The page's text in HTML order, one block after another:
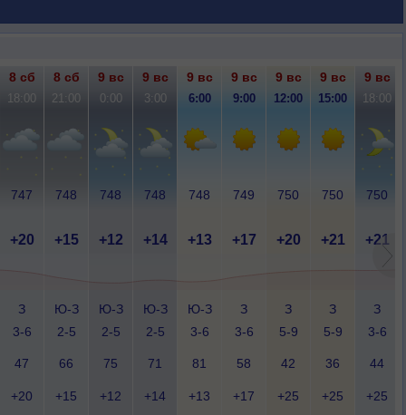
8 сб 8 сб 9 вс 9 вс 9 вс 9 вс 9 вс 9 вс 9 вс
18:00 21:00 0:00 3:00 6:00 9:00 12:00 15:00 18:00
747 748 748 748 748 749 750 750 750
+20 +15 +12 +14 +13 +17 +20 +21 +21
З
3-6
Ю-З
2-5
Ю-З
2-5
Ю-З
2-5
Ю-З
3-6
З
3-6
З
5-9
З
5-9
З
3-6
47 66 75 71 81 58 42 36 44
+20 +15 +12 +14 +13 +17 +25 +25 +25